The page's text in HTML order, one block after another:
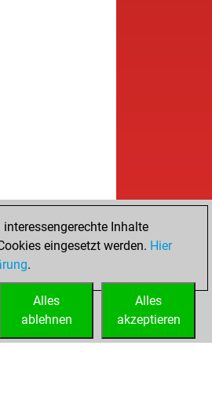
Inhalte
eingesetzt werden. Hier
.
Alles
akzeptieren
Alles
ablehnen